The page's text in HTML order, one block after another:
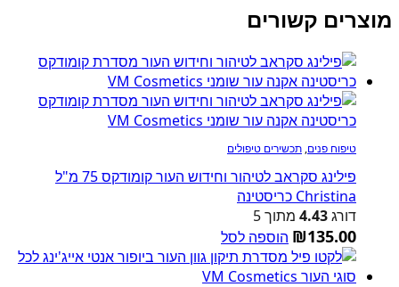
מוצרים קשורים
טיפוח פנים, תכשירים טיפולים
פילינג סקראב לטיהור וחידוש העור קומודקס 75 מ"ל
Christina כריסטינה
דורג4.43 מתוך 5
₪135.00 הוספה לסל